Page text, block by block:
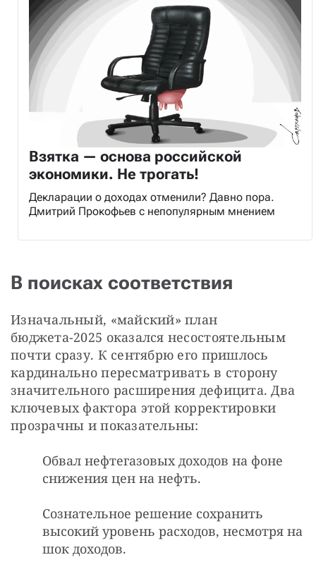
Взятка — основа российской
экономики. Не трогать!
Декларации о доходах отменили? Давно пора.
Дмитрий Прокофьев с непопулярным мнением
В поисках соответствия
Изначальный, «майский» план
бюджета-2025 оказался несостоятельным
почти сразу. К сентябрю его пришлось
кардинально пересматривать в сторону
значительного расширения дефицита. Два
ключевых фактора этой корректировки
прозрачны и показательны:
Обвал нефтегазовых доходов на фоне
снижения цен на нефть.
Сознательное решение сохранить
высокий уровень расходов, несмотря на
шок доходов.